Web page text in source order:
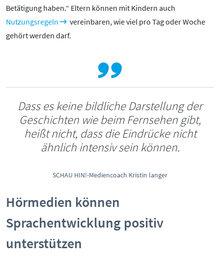
Betätigung haben.“ Eltern können mit Kindern auch
Nutzungsregeln
vereinbaren, wie viel pro Tag oder Woche
gehört werden darf.
Dass es keine bildliche Darstellung der
Geschichten wie beim Fernsehen gibt,
heißt nicht, dass die Eindrücke nicht
ähnlich intensiv sein können.
SCHAU HIN!-Mediencoach Kristin langer
Hörmedien können
Sprachentwicklung positiv
unterstützen